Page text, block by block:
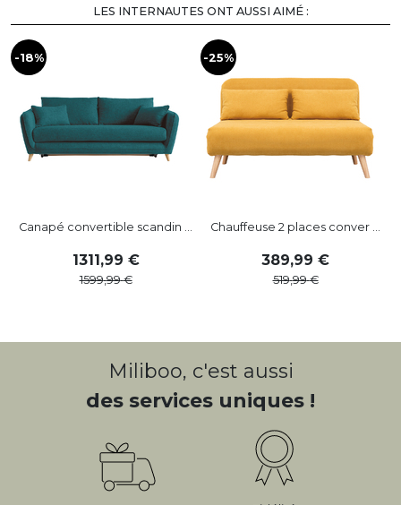
LES INTERNAUTES ONT AUSSI AIMÉ :
-18%
Canapé convertible scandin ...
1311,99
1599,99
-25%
Chauffeuse 2 places conver ...
389,99
519,99
Miliboo, c'est aussi
des services uniques !